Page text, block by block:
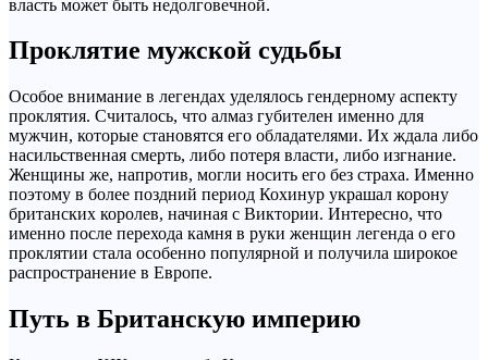
власть может быть недолговечной.
Проклятие мужской судьбы
Особое внимание в легендах уделялось гендерному аспекту
проклятия. Считалось, что алмаз губителен именно для
мужчин, которые становятся его обладателями. Их ждала либо
насильственная смерть, либо потеря власти, либо изгнание.
Женщины же, напротив, могли носить его без страха. Именно
поэтому в более поздний период Кохинур украшал корону
британских королев, начиная с Виктории. Интересно, что
именно после перехода камня в руки женщин легенда о его
проклятии стала особенно популярной и получила широкое
распространение в Европе.
Путь в Британскую империю